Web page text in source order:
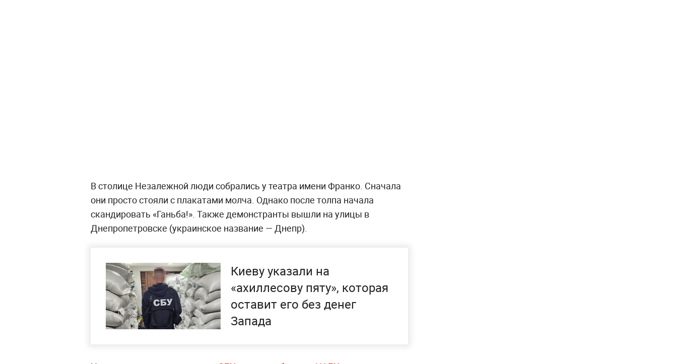
В столице Незалежной люди собрались у театра имени Франко. Сначала
они просто стояли с плакатами молча. Однако после толпа начала
скандировать «Ганьба!». Также демонстранты вышли на улицы в
Днепропетровске (украинское название — Днепр).
Киеву указали на
«ахиллесову пяту», которая
оставит его без денег
Запада